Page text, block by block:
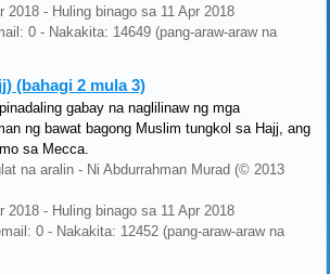
2018 - Huling binago sa 11 Apr 2018
0 - Nakakita: 14649 (pang-araw-araw na
(bahagi 2 mula 3)
gabay na naglilinaw ng mga
ng bawat bagong Muslim tungkol sa Hajj, ang
sa Mecca.
na aralin - Ni Abdurrahman Murad (© 2013
2018 - Huling binago sa 11 Apr 2018
0 - Nakakita: 12452 (pang-araw-araw na